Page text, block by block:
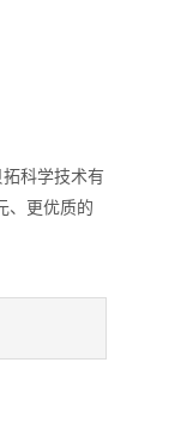
科学技术有
、更优质的